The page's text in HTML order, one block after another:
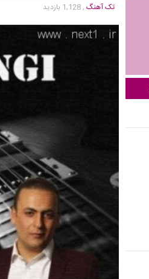
تک آهنگ, 1,128 بازدید